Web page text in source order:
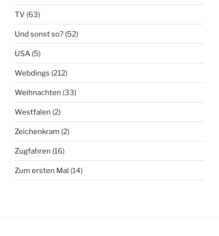
TV (63)
Und sonst so? (52)
USA (5)
Webdings (212)
Weihnachten (33)
Westfalen (2)
Zeichenkram (2)
Zugfahren (16)
Zum ersten Mal (14)